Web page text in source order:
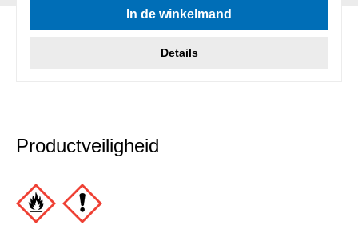
In de winkelmand
Details
Productveiligheid